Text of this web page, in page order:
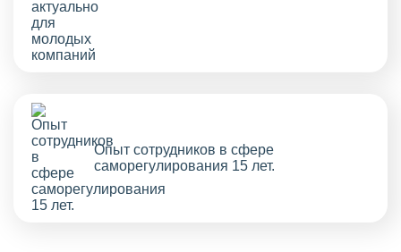
Опыт сотрудников в сфере
саморегулирования 15 лет.